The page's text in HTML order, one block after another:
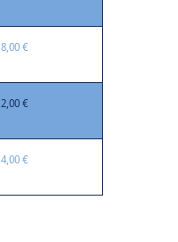
8,00 €
2,00 €
4,00 €